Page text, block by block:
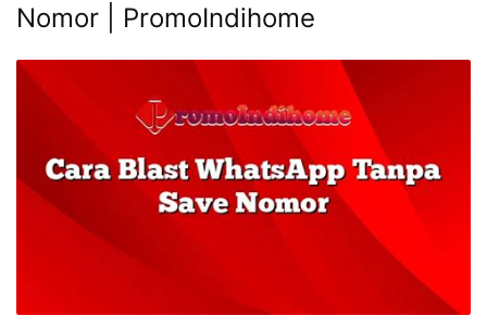
Nomor | PromoIndihome